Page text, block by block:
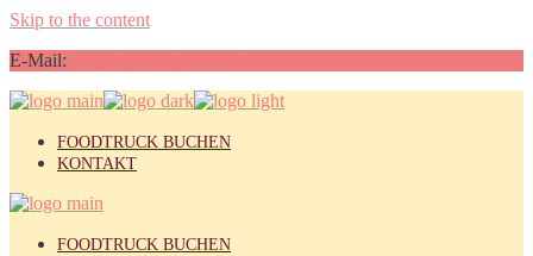
Skip to the content
E-Mail:
FOODTRUCK BUCHEN
KONTAKT
FOODTRUCK BUCHEN